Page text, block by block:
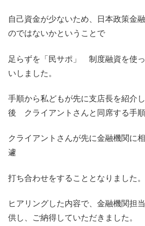
自己資金が少ないため、日本政策金
のではないかということで
足らずを「民サポ」 制度融資を使
いしました。
手順から私どもが先に支店長を紹介
後 クライアントさんと同席する手
クライアントさんが先に金融機関に
遽
打ち合わせをすることとなりました。
ヒアリングした内容で、金融機関担
供し、ご納得していただきました。